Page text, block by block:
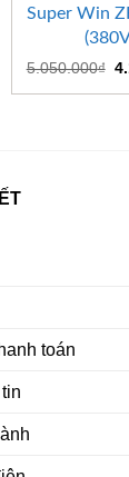
Super Win
5.050.000₫
là:
toán